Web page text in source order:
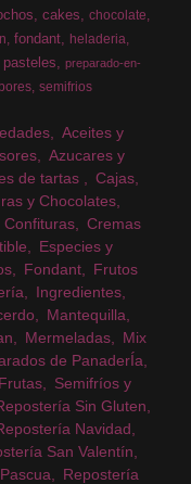
cakes chocolate
fondant
heladeria
pasteles
preparado-en-
semifrios
Aceites y
Azucares y
de tartas
Cajas
y Chocolates
Confituras
Cremas
Especies y
Fondant
Frutos
Ingredientes
Mantequilla
Mermeladas
Mix
de PanaderÍa
Semifríos y
Sin Gluten
Navidad
San Valentín
Repostería